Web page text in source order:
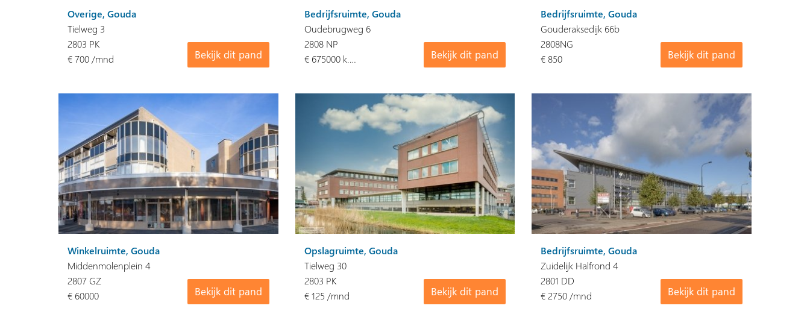
Overige, Gouda
Tielweg 3
Bekijk dit pand
2803 PK
€ 700 /mnd
Bedrijfsruimte, Gouda
Oudebrugweg 6
Bekijk dit pand
2808 NP
€ 675000 k.…
Bedrijfsruimte, Gouda
Gouderaksedijk 66b
Bekijk dit pand
2808NG
€ 850
Winkelruimte, Gouda
Middenmolenplein 4
Bekijk dit pand
2807 GZ
€ 60000
Opslagruimte, Gouda
Tielweg 30
Bekijk dit pand
2803 PK
€ 125 /mnd
Bedrijfsruimte, Gouda
Zuidelijk Halfrond 4
Bekijk dit pand
2801 DD
€ 2750 /mnd